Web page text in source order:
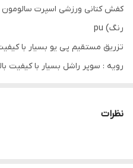
کفش کتانی ورزشی اسپرت سالومون
رنگ) pu
تزریق مستقیم پی یو بسیار با
رویه : سوپر راشل بسیار با کیفیت
نظرات